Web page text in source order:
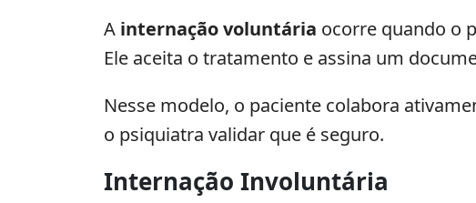
A internação voluntária ocorre quando o
Ele aceita o tratamento e assina um
Nesse modelo, o paciente colabora
o psiquiatra validar que é seguro.
Internação Involuntária